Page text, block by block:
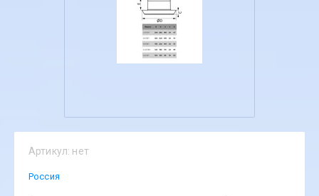
Артикул: нет
Россия